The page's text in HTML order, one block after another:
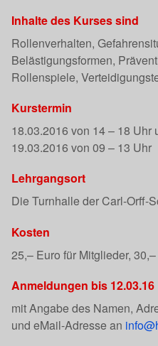
Inhalte des Kurses sind
Rollenverhalten,
Belästigungsformen,
Rollenspiele,
Kurstermin
18.03.2016 von 14 – 18 Uhr
19.03.2016 von 09 – 13 Uhr
Lehrgangsort
Die Turnhalle der Carl-Orff-
Kosten
25,– Euro für Mitglieder,
Anmeldungen bis 12.03.16
mit Angabe des Namen,
und eMail-Adresse an